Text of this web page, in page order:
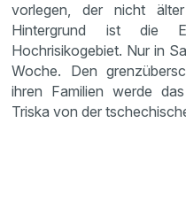
vorlegen, der nicht
Hintergrund ist die
Hochrisikogebiet. Nur in
Woche. Den
ihren Familien werde
Triska von der